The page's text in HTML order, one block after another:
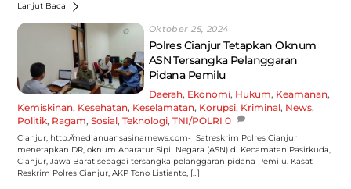
Lanjut Baca
Oktober 25, 2024
Polres Cianjur Tetapkan Oknum
ASN Tersangka Pelanggaran
Pidana Pemilu
Daerah, Ekonomi, Hukum, Keamanan,
Kemiskinan, Kesehatan, Keselamatan, Korupsi, Kriminal, News,
Politik, Ragam,Sosial,Teknologi,TNI/POLRI 0
Cianjur, http://medianuansasinarnews.com- Satreskrim Polres Cianjur
menetapkan DR, oknum Aparatur Sipil Negara (ASN) di Kecamatan Pasirkuda,
Cianjur, Jawa Barat sebagai tersangka pelanggaran pidana Pemilu. Kasat
Reskrim Polres Cianjur, AKP Tono Listianto, […]